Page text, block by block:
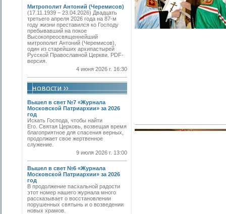
Митрополит Антоний (Черемисов)
(17.11.1939 – 23.04.2026) Двадцать
третьего апреля 2026 года на 87-м
году жизни преставился ко Господу
пребывавший на покое
Высокопреосвященнейший
митрополит Антоний (Черемисов),
один из старейших архипастырей
Русской Православной Церкви. PDF-
версия.
4 июня 2026 г. 16:30
Вышел в свет №7 «Журнала
Московской Патриархии» за 2026
год
Искать Господа, чтобы найти
Его. Святая Церковь, возвещая время
благоприятное для спасения верных,
продолжает свое жертвенное
служение.
9 июля 2026 г. 13:00
Вышел в свет №6 «Журнала
Московской Патриархии» за 2026
год
В продолжение пасхальной радости
этот номер нашего журнала много
рассказывает о восстановлении
порушенных святынь и о возведении
новых храмов.